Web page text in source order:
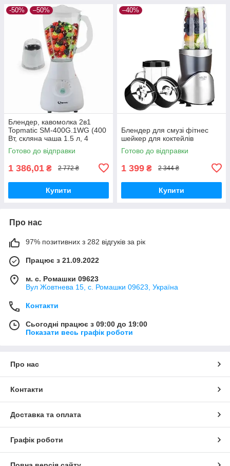
-50% –50%
Блендер, кавомолка 2в1
Topmatic SM-400G.1WG (400
Вт, скляна чаша 1.5 л, 4
швидкості, імтульс режим)
Готово до відправки
1 386,01 ₴ 2 772 ₴
Купити
–40%
Блендер для смузі фітнес
шейкер для коктейлів
Готово до відправки
1 399 ₴ 2 344 ₴
Купити
Про нас
97% позитивних з 282 відгуків за рік
Працює з 21.09.2022
м. с. Ромашки 09623
Вул Жовтнева 15, с. Ромашки 09623, Україна
Контакти
Сьогодні працює з 09:00 до 19:00
Показати весь графік роботи
Про нас
Контакти
Доставка та оплата
Графік роботи